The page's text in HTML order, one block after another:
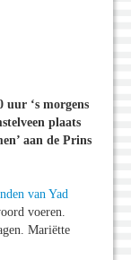
uur ‘s morgens
plaats
aan de Prins
van Yad
voeren.
Mariëtte